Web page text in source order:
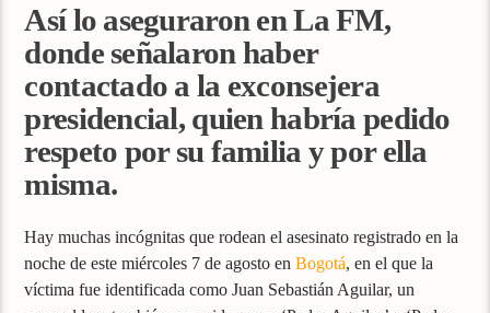
Así lo aseguraron en La FM,
donde señalaron haber
contactado a la exconsejera
presidencial, quien habría pedido
respeto por su familia y por ella
misma.
Hay muchas incógnitas que rodean el asesinato registrado en la
noche de este miércoles 7 de agosto enBogotá, en el que la
víctima fue identificada como Juan Sebastián Aguilar, un